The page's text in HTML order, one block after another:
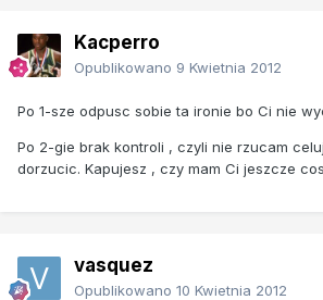
Kacperro
Opublikowano 9 Kwietnia 2012
Po 1-sze odpusc sobie ta ironie bo Ci nie
Po 2-gie brak kontroli , czyli nie rzucam
dorzucic. Kapujesz , czy mam Ci jeszcze
vasquez
Opublikowano 10 Kwietnia 2012